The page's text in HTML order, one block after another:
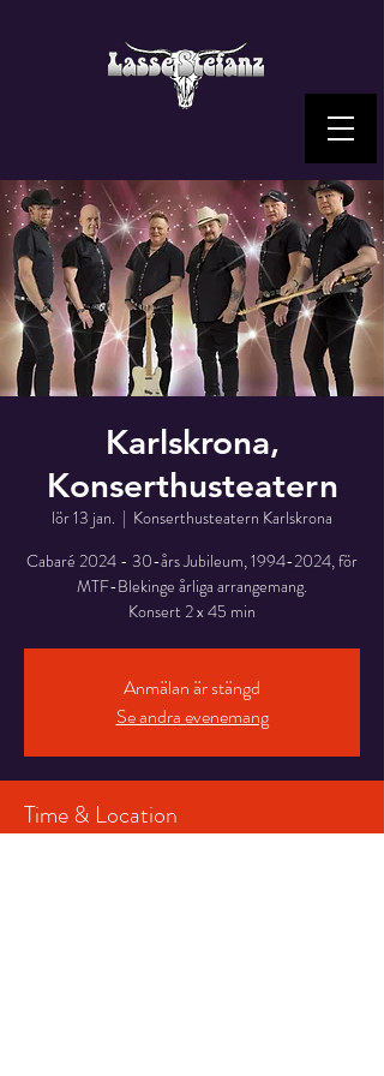
Karlskrona,
Konserthusteatern
lör 13 jan.
  |
Konserthusteatern Karlskrona
Cabaré 2024 - 30-års Jubileum, 1994-2024, för
MTF-Blekinge årliga arrangemang.
Konsert 2 x 45 min
Anmälan är stängd
Se andra evenemang
Time & Location